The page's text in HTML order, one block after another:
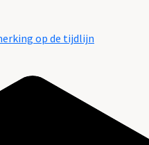
op de tijdlijn